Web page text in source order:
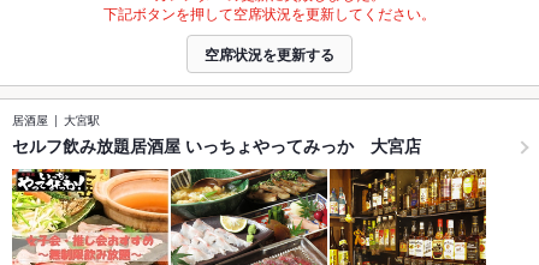
下記ボタンを押して空席状況を更新してください。
空席状況を更新する
居酒屋 大宮駅
セルフ飲み放題居酒屋 いっちょやってみっか 大宮店